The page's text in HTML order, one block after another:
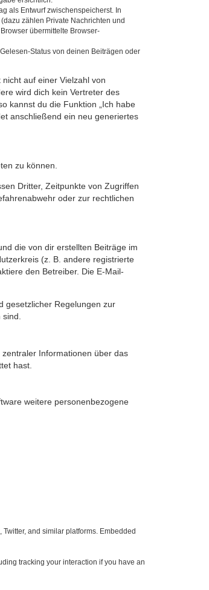
als Entwurf zwischenspeicherst. In
zählen Private Nachrichten und
übermittelte Browser-
Status von deinen Beiträgen oder
auf einer Vielzahl von
wird dich kein Vertreter des
kannst du die Funktion „Ich habe
anschließend ein neu generiertes
zu können.
Dritter, Zeitpunkte von Zugriffen
oder zur rechtlichen
die von dir erstellten Beiträge im
(z. B. andere registrierte
den Betreiber. Die E-Mail-
gesetzlicher Regelungen zur
Informationen über das
hast.
weitere personenbezogene
and similar platforms. Embedded
tracking your interaction if you have an